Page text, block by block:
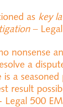
as key
–
nonsense
a
is a
result
500